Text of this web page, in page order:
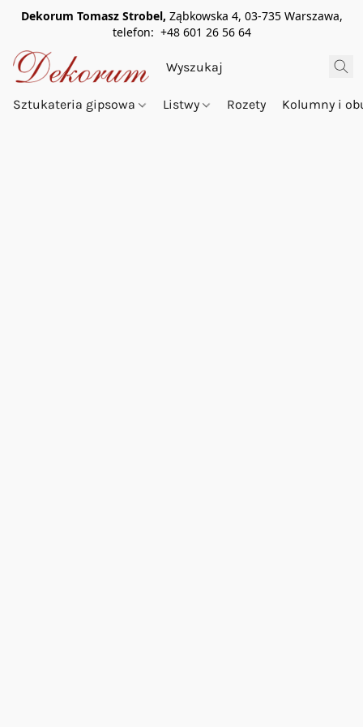
Dekorum Tomasz Strobel, Ząbkowska 4, 03-735 Warszawa,
telefon: +48 601 26 56 64
Sztukateria gipsowa Listwy Rozety Kolumny i